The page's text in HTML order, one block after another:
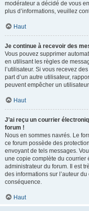
modérateur a décidé de vous
plus d’informations, veuillez
Haut
Je continue à recevoir des
Vous pouvez supprimer
en utilisant les règles de
l’utilisateur. Si vous recevez
part d’un autre utilisateur,
peuvent empêcher un
Haut
J’ai reçu un courrier
forum !
Nous en sommes navrés. Le
ce forum possède des
envoyant de tels messages.
une copie complète du courrier
administrateur du forum. Il est
des informations sur l’auteur
conséquence.
Haut